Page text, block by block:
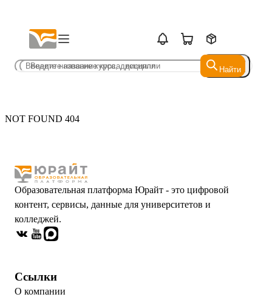
Найти
Найти
NOT FOUND 404
Образовательная платформа Юрайт - это цифровой
контент, сервисы, данные для университетов и
колледжей.
Ссылки
О компании